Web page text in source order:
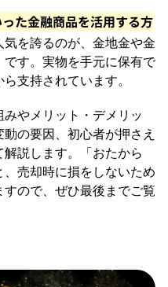
た金融商品を活用する方
気を誇るのが、金地金や金
す。実物を手元に保有で
支持されています。
やメリット・デメリッ
の要因、初心者が押さえ
説します。「おたから
売却時に損をしないため
ので、ぜひ最後までご覧